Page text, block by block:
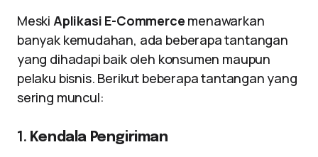
Meski Aplikasi E-Commerce menawarkan
banyak kemudahan, ada beberapa tantangan
yang dihadapi baik oleh konsumen maupun
pelaku bisnis. Berikut beberapa tantangan yang
sering muncul:
1. Kendala Pengiriman